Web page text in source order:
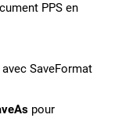
PPS en
SaveFormat
pour